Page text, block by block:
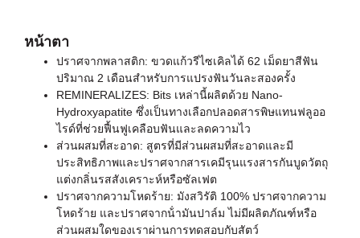
หน้าตา
ปราศจากพลาสติก: ขวดแก้วรีไซเคิลได้ 62 เม็ดยาสีฟัน
ปริมาณ 2 เดือนสําหรับการแปรงฟันวันละสองครั้ง
REMINERALIZES: Bits เหล่านี้ผลิตด้วย Nano-
Hydroxyapatite ซึ่งเป็นทางเลือกปลอดสารพิษแทนฟลูออ
ไรด์ที่ช่วยฟื้นฟูเคลือบฟันและลดความไว
ส่วนผสมที่สะอาด: สูตรที่มีส่วนผสมที่สะอาดและมี
ประสิทธิภาพและปราศจากสารเคมีรุนแรงสารกันบูดวัตถุ
แต่งกลิ่นรสสังเคราะห์หรือซัลเฟต
ปราศจากความโหดร้าย: มังสวิรัติ 100% ปราศจากความ
โหดร้าย และปราศจากน้ํามันปาล์ม ไม่มีผลิตภัณฑ์หรือ
ส่วนผสมใดของเราผ่านการทดสอบกับสัตว์